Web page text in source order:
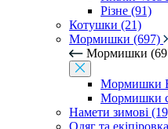
Різне (91)
Котушки (21)
Мормишки (697)
Мормишки
Мормишки
Мормишки
Намети зимові
Одяг та